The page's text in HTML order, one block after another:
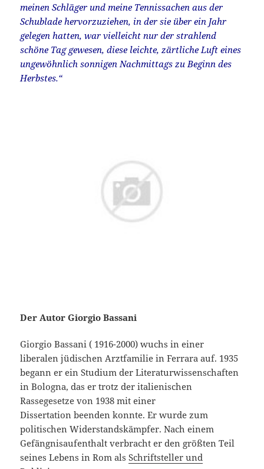
meinen Schläger und meine Tennissachen aus der
Schublade hervorzuziehen, in der sie über ein Jahr
gelegen hatten, war vielleicht nur der strahlend
schöne Tag gewesen, diese leichte, zärtliche Luft eines
ungewöhnlich sonnigen Nachmittags zu Beginn des
Herbstes.“
Der Autor Giorgio Bassani
Giorgio Bassani ( 1916-2000) wuchs in einer
liberalen jüdischen Arztfamilie in Ferrara auf. 1935
begann er ein Studium der Literaturwissenschaften
in Bologna, das er trotz der italienischen
Rassegesetze von 1938 mit einer
Dissertation beenden konnte. Er wurde zum
politischen Widerstandskämpfer. Nach einem
Gefängnisaufenthalt verbracht er den größten Teil
seines Lebens in Rom alsSchriftsteller und